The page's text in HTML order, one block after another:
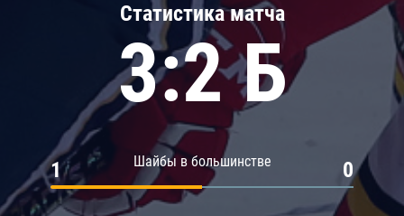
Статистика матча
3:2 Б
Шайбы в большинстве
1 0